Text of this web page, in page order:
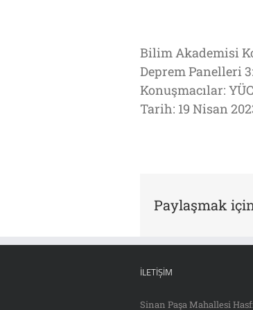
Bilim Akademisi
Deprem Panelleri
Konuşmacılar:
Tarih: 19 Nisan
Paylaşmak
İLETIŞIM
Sinan Paşa Mahallesi